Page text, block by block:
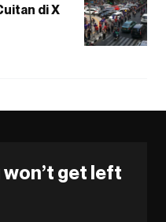
di X
get left